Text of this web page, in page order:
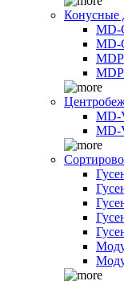
Конусные
MD-
MD-
MD-
MD-